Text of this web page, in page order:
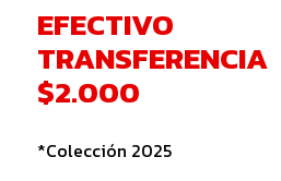
EFECTIVO
TRANSFERENCIA
$2.000
*Colección 2025